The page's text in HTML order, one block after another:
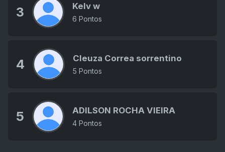
3 Kelv w
6 Pontos
4 Cleuza Correa sorrentino
5 Pontos
5 ADILSON ROCHA VIEIRA
4 Pontos